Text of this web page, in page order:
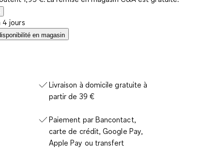
4 jours
en magasin
Livraison à domicile gratuite à
partir de 39 €
Paiement par Bancontact,
carte de crédit, Google Pay,
Apple Pay ou transfert